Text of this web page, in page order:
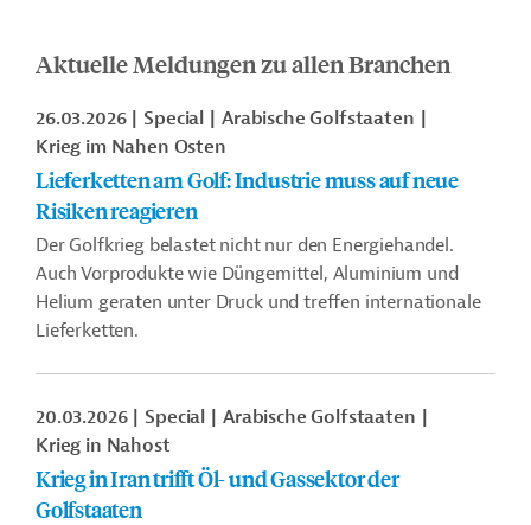
Aktuelle Meldungen zu allen Branchen
26.03.2026 Special
Arabische Golfstaaten
Krieg im Nahen Osten
Lieferketten am Golf: Industrie muss auf neue
Risiken reagieren
Der Golfkrieg belastet nicht nur den Energiehandel.
Auch Vorprodukte wie Düngemittel, Aluminium und
Helium geraten unter Druck und treffen internationale
Lieferketten.
20.03.2026 Special
Arabische Golfstaaten
Krieg in Nahost
Krieg in Iran trifft Öl- und Gassektor der
Golfstaaten